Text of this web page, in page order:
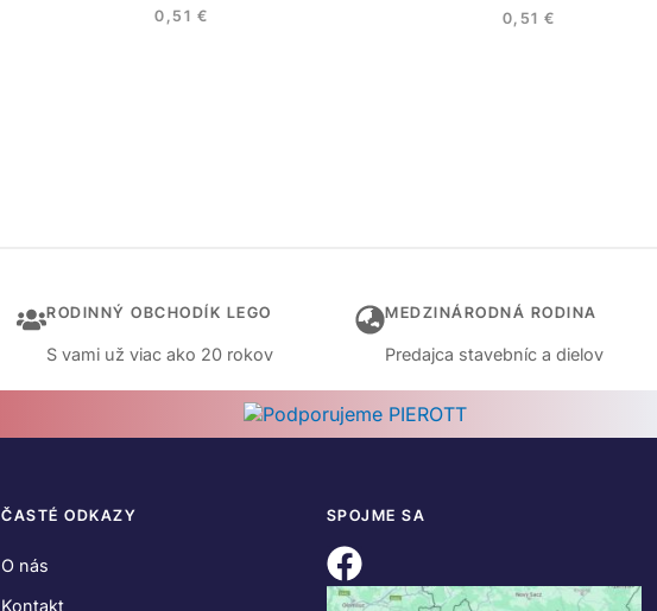
0,51 € 0,51€
RODINNÝ OBCHODÍK LEGO
S vami už viac ako 20 rokov
MEDZINÁRODNÁ RODINA
Predajca stavebníc a dielov
ČASTÉ ODKAZY
O nás
Kontakt
SPOJME SA